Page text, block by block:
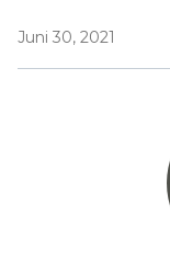
Juni 30, 2021